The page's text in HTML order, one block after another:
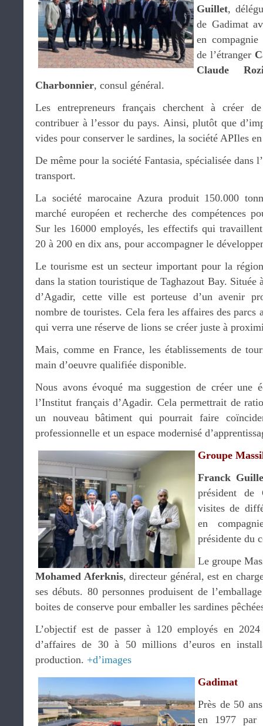
Guillet,
de Gadimat
en compagnie
de l’étranger
Claude
Charbonnier, consul général.
Les entrepreneurs français cherchent à créer
contribuer à l’essor du pays. Ainsi, plutôt que
vides pour conserver le sardines, la société APIles
De même pour la société Fantasia, spécialisée dans
transport.
La société marocaine Azura produit 150.000
marché européen et recherche des compétences
Sur les 16000 employés, les effectifs qui
20 à 200 en dix ans, pour accompagner le
Le tourisme est un secteur important pour la
dans la station touristique de Taghazout Bay. Située
d’Agadir, cette ville est porteuse d’un avenir
nombre de touristes. Cela fera les affaires des parcs
qui verra une réserve de lions se créer juste à
Mais, comme en France, les établissements de
main d’oeuvre qualifiée disponible.
Nous avons évoqué ma suggestion de créer une
l’Institut français d’Agadir. Cela permettrait de
un nouveau bâtiment qui pourrait faire
professionnelle et un espace modernisé
Groupe
Franck
président de
visites de
en
présidente du
Le groupe
Mohamed Aferknis, directeur général, est en
ses débuts. 80 personnes produisent de
boites de conserve pour emballer les sardines
L’objectif est de passer à 120 employés en
d’affaires de 30 à 50 millions d’euros en
production. +d’images
Gadimat
Près de 50
en 1977